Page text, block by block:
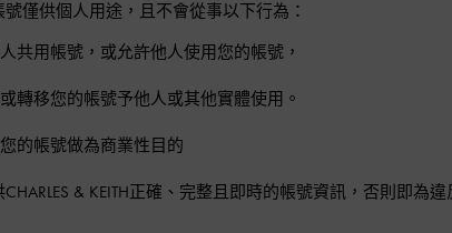
號僅供個人用途，且不會從事以下行為：
共用帳號，或允許他人使用您的帳號，
轉移您的帳號予他人或其他實體使用。
的帳號做為商業性目的
& KEITH正確、完整且即時的帳號資訊，否則即